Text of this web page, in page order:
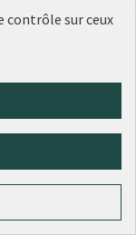
contrôle sur ceux